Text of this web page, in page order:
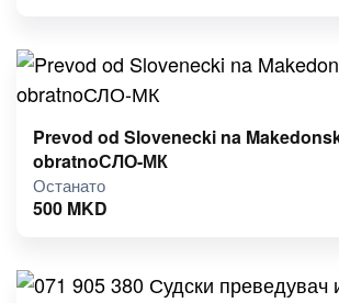
Prevod od Slovenecki na
obratnoСЛО-МК
Останато
500 MKD